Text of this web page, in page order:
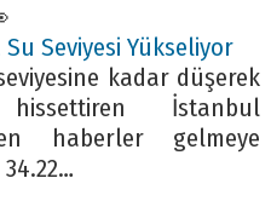
Seviyesi Yükseliyor
kadar düşerek
İstanbul
haberler gelmeye